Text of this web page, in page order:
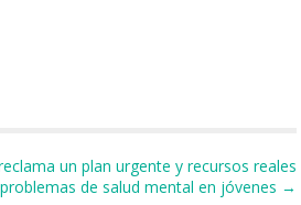
un plan urgente y recursos reales
de salud mental en jóvenes →